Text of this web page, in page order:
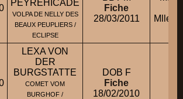
PEYREHICADE
VOLPA DE NELLY DES
BEAUX PEUPLIERS /
ECLIPSE
Fiche
28/03/2011
Mlle
LEXA VON
DER
BURGSTATTE
COMET VOM
BURGHOF /
DOB F
Fiche
18/02/2010